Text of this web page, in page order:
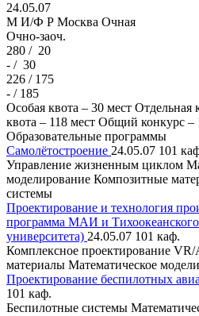
24.05.07
M И/Ф Р Москва Очная
Очно-заоч.
280 / 20
- / 30
226 / 175
- / 185
Особая квота – 30 мест Отдельная
квота – 118 мест Общий конкурс –
Образовательные программы
Самолётостроение 24.05.07 101
Управление жизненным циклом
моделирование Композитные
системы
Проектирование и технология
программа МАИ и Тихоокеанского
университета) 24.05.07 101 каф.
Комплексное проектирование VR/
материалы Математическое
Проектирование беспилотных
101 каф.
Беспилотные системы